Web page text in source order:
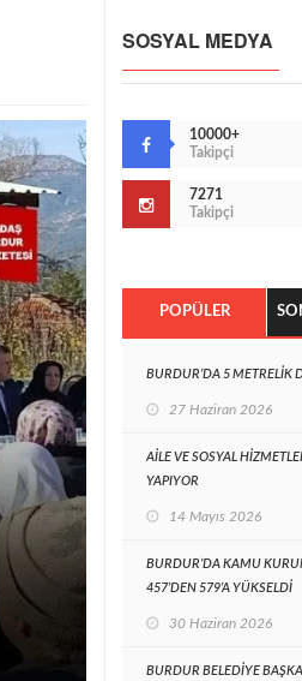
SOSYAL MEDYA
10000+
Takipçi
7271
Takipçi
POPÜLER
BURDUR’DA 5 METRELİK
27 Haziran 2026
AİLE VE SOSYAL
YAPIYOR
14 Mayıs 2026
BURDUR’DA KAMU
457’DEN 579’A YÜKSELDİ
30 Haziran 2026
BURDUR BELEDİYE